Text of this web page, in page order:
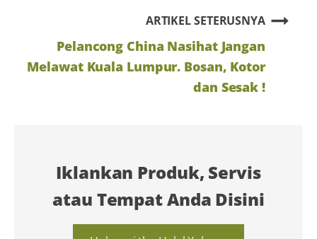
Iklankan Produk, Servis
atau Tempat Anda Disini
ARTIKEL SETERUSNYA
Pelancong China Nasihat Jangan
Melawat Kuala Lumpur. Bosan, Kotor
dan Sesak !